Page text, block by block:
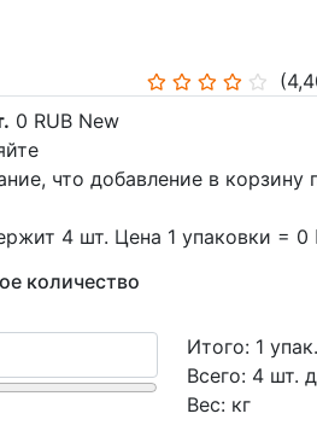
0 RUB New
что добавление в корзину
4 шт. Цена 1 упаковки = 0
количество
Итого: 1 упак.
Всего: 4 шт.
Вес: кг